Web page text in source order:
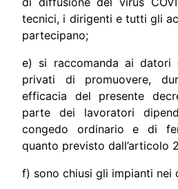
tecnici, i dirigenti e tutti gli
partecipano;
e) si raccomanda ai
privati di promuovere,
efficacia del presente
parte dei lavoratori
congedo ordinario e di
quanto previsto dall’articolo
f) sono chiusi gli impianti nei